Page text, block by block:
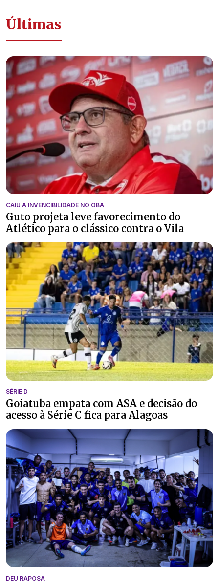
Últimas
CAIU A INVENCIBILIDADE NO OBA
Guto projeta leve favorecimento do
Atlético para o clássico contra o Vila
SÉRIE D
Goiatuba empata com ASA e decisão do
acesso à Série C fica para Alagoas
DEU RAPOSA